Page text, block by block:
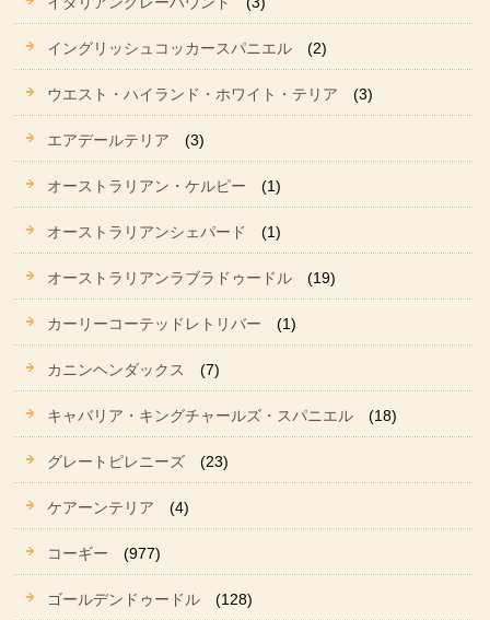
イングリッシュコッカースパニエル (2)
ウエスト・ハイランド・ホワイト・テリア (3)
エアデールテリア (3)
オーストラリアン・ケルピー (1)
オーストラリアンシェパード (1)
オーストラリアンラブラドゥードル (19)
カーリーコーテッドレトリバー (1)
カニンヘンダックス (7)
キャバリア・キングチャールズ・スパニエル (18)
グレートピレニーズ (23)
ケアーンテリア (4)
コーギー (977)
ゴールデンドゥードル (128)